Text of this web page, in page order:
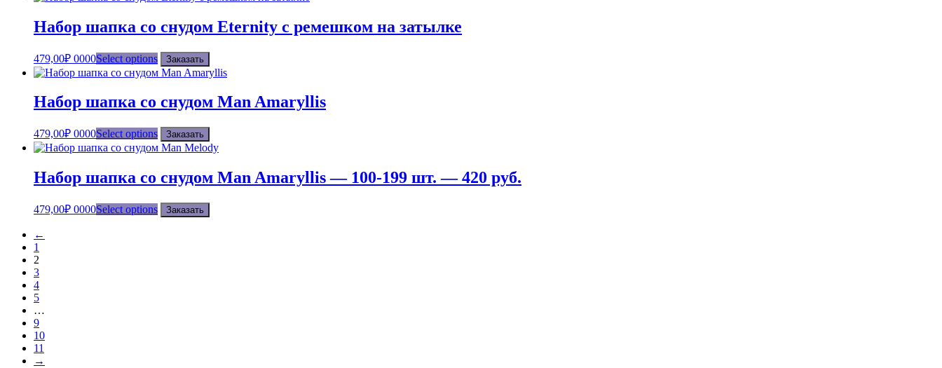
Набор шапка со снудом Eternity с ремешком на затылке
479,00₽ 0000Select options Заказать
Набор шапка со снудом Man Amaryllis
479,00₽ 0000Select options Заказать
Набор шапка со снудом Man Amaryllis — 100-199 шт. — 420 руб.
479,00₽ 0000Select options Заказать
←
1
2
3
4
5
…
9
10
11
→